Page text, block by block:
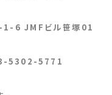
6 JMFビル笹塚01
5302-5771